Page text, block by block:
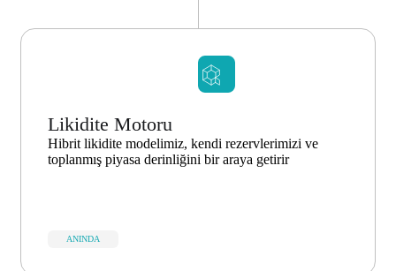
Likidite Motoru
Hibrit likidite modelimiz, kendi rezervlerimizi ve
toplanmış piyasa derinliğini bir araya getirir
ANINDA